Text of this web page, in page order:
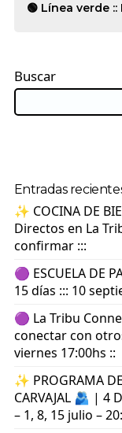
🟢 Línea verde ::
Buscar
Entradas
✨ COCINA DE
Directos en La
confirmar :::
🟣 ESCUELA DE
15 días ::: 10
🟣 La Tribu
conectar con
viernes 17:00hs ::
✨ PROGRAMA
CARVAJAL 🫂 | 4
– 1, 8, 15 julio –